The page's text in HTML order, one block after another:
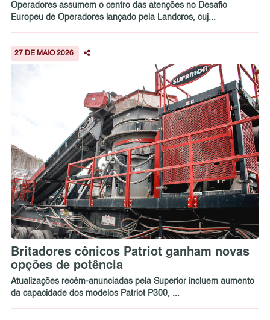
Operadores assumem o centro das atenções no Desafio
Europeu de Operadores lançado pela Landcros, cuj...
27 DE MAIO 2026
Britadores cônicos Patriot ganham novas
opções de potência
Atualizações recém-anunciadas pela Superior incluem aumento
da capacidade dos modelos Patriot P300, ...